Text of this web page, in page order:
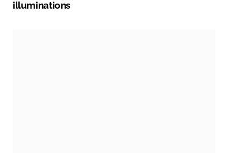
illuminations